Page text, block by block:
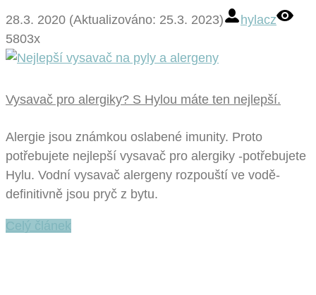
28.3. 2020 (Aktualizováno: 25.3. 2023)
hylacz
5803x
Vysavač pro alergiky? S Hylou máte ten nejlepší.
Alergie jsou známkou oslabené imunity. Proto
potřebujete nejlepší vysavač pro alergiky -potřebujete
Hylu. Vodní vysavač alergeny rozpouští ve vodě-
definitivně jsou pryč z bytu.
Celý článek